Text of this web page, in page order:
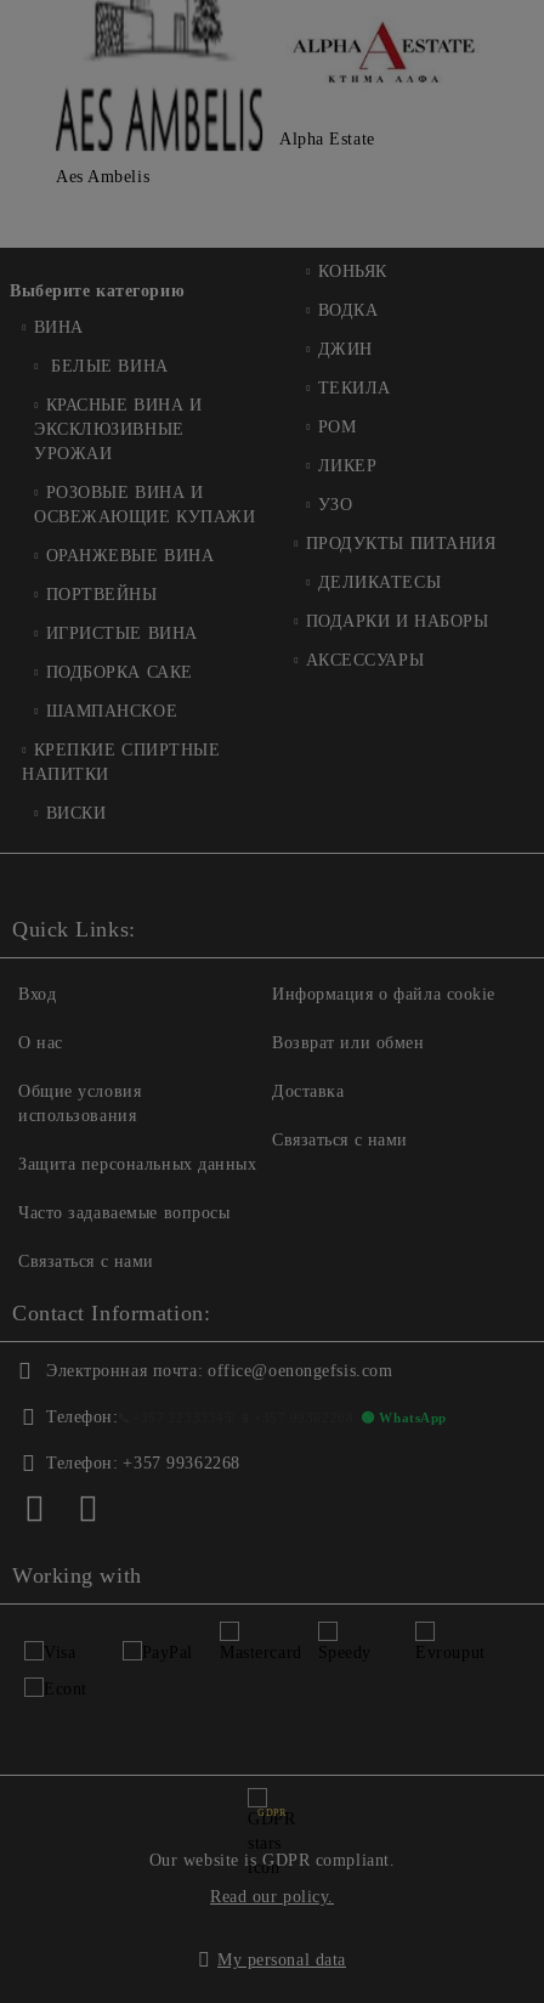
Aes Ambelis
Alpha Estate
Выберите категорию
ВИНA
БЕЛЫЕ ВИНА
КРАСНЫЕ ВИНА И
ЭКСКЛЮЗИВНЫЕ
УРОЖАИ
РОЗОВЫЕ ВИНА И
ОСВЕЖАЮЩИЕ КУПАЖИ
ОРАНЖЕВЫЕ ВИНА
ПОРТВЕЙНЫ
ИГРИСТЫЕ ВИНА
ПОДБОРКА САКЕ
ШАМПАНСКОЕ
КРЕПКИЕ СПИРТНЫЕ
НАПИТКИ
ВИСКИ
КОНЬЯК
ВОДКА
ДЖИН
ТЕКИЛА
РОМ
ЛИКЕР
УЗО
ПРОДУКТЫ ПИТАНИЯ
ДЕЛИКАТЕСЫ
ПОДАРКИ И НАБОРЫ
АКСЕССУАРЫ
Quick Links:
Вход
О нас
Общие условия
использования
Защита персональных данных
Информация о файла cookie
Возврат или обмен
Доставка
Связаться с нами
Часто задаваемые вопросы
Связаться с нами
Contact Information:
Электронная почта: office@oenongefsis.com
Телефон: 🟢 WhatsApp
Телефон: +357 99362268
Working with
GDPR
Our website is GDPR compliant.
Read our policy.
My personal data